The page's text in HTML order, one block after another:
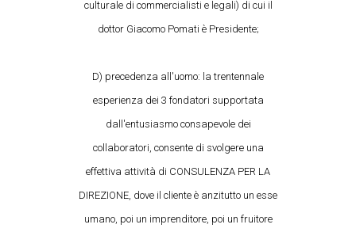
culturale di commercialisti e legali) di cui il
dottor Giacomo Pomati è Presidente;
D) precedenza all'uomo: la trentennale
esperienza dei 3 fondatori supportata
dall'entusiasmo consapevole dei
collaboratori, consente di svolgere una
effettiva attività di CONSULENZA PER LA
DIREZIONE, dove il cliente è anzitutto un esse
umano, poi un imprenditore, poi un fruitore